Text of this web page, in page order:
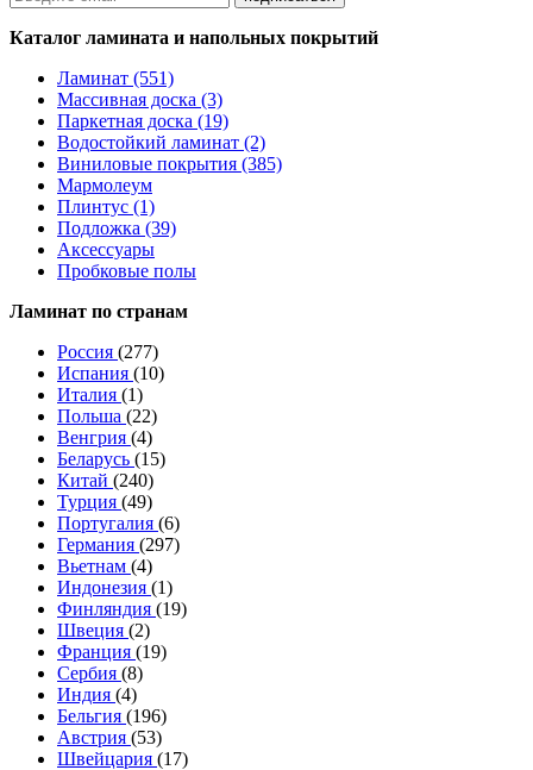
Каталог ламината и напольных покрытий
Ламинат (551)
Массивная доска (3)
Паркетная доска (19)
Водостойкий ламинат (2)
Виниловые покрытия (385)
Мармолеум
Плинтус (1)
Подложка (39)
Аксессуары
Пробковые полы
Ламинат по странам
Россия (277)
Испания (10)
Италия (1)
Польша (22)
Венгрия (4)
Беларусь (15)
Китай (240)
Турция (49)
Португалия (6)
Германия (297)
Вьетнам (4)
Индонезия (1)
Финляндия (19)
Швеция (2)
Франция (19)
Сербия (8)
Индия (4)
Бельгия (196)
Австрия (53)
Швейцария (17)